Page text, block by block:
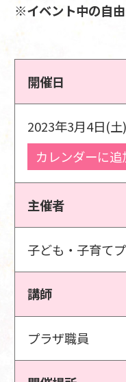
※イベント中の自
開催日
2023年3月4日(土)
カレンダーに追
主催者
子ども・子育て
講師
プラザ職員